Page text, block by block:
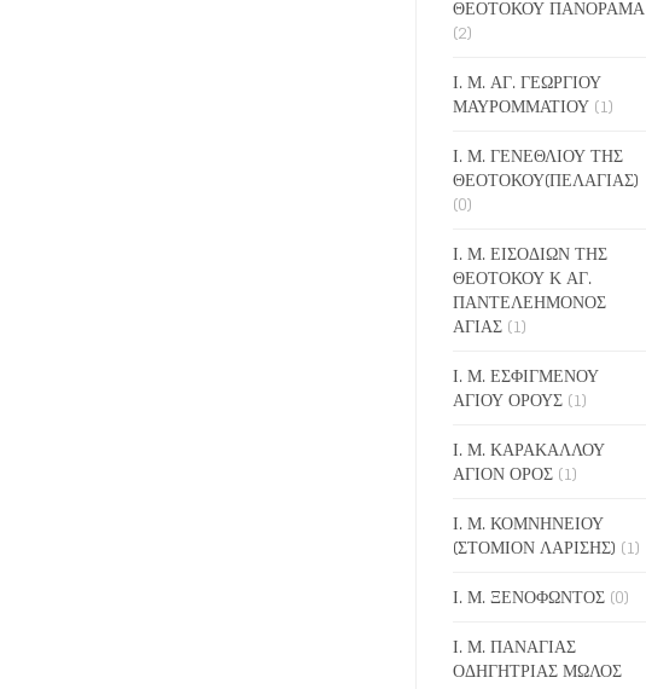
ΘΕΟΤΟΚΟΥ ΠΑΝΟΡΑΜΑ
(2)
Ι. Μ. ΑΓ. ΓΕΩΡΓΙΟΥ
ΜΑΥΡΟΜΜΑΤΙΟΥ (1)
Ι. Μ. ΓΕΝΕΘΛΙΟΥ ΤΗΣ
ΘΕΟΤΟΚΟΥ(ΠΕΛΑΓΙΑΣ)
(0)
Ι. Μ. ΕΙΣΟΔΙΩΝ ΤΗΣ
ΘΕΟΤΟΚΟΥ Κ ΑΓ.
ΠΑΝΤΕΛΕΗΜΟΝΟΣ
ΑΓΙΑΣ (1)
Ι. Μ. ΕΣΦΙΓΜΕΝΟΥ
ΑΓΙΟΥ ΟΡΟΥΣ (1)
Ι. Μ. ΚΑΡΑΚΑΛΛΟΥ
ΑΓΙΟΝ ΟΡΟΣ (1)
Ι. Μ. ΚΟΜΝΗΝΕΙΟΥ
(ΣΤΟΜΙΟΝ ΛΑΡΙΣΗΣ) (1)
Ι. Μ. ΞΕΝΟΦΩΝΤΟΣ (0)
Ι. Μ. ΠΑΝΑΓΙΑΣ
ΟΔΗΓΗΤΡΙΑΣ ΜΩΛΟΣ